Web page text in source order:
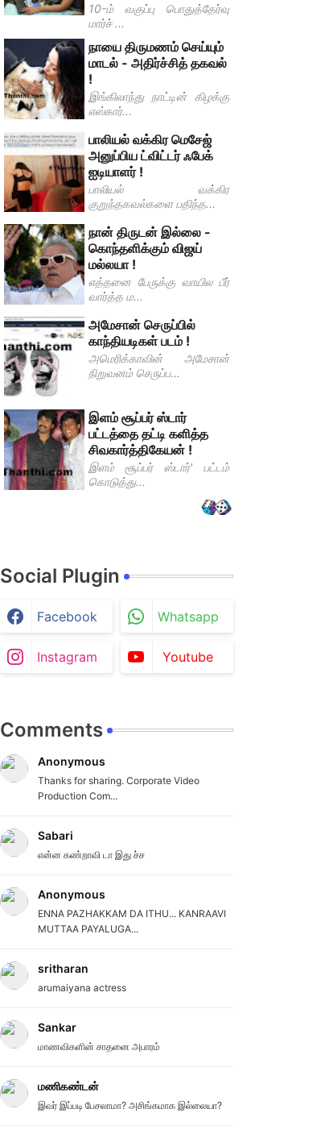
10-ம் வகுப்பு பொதுத்தேர்வு
மார்ச் ...
நாயை திருமணம் செய்யும்
மாடல் - அதிர்ச்சித் தகவல்
!
இங்கிலாந்து நாட்டின் கிழக்கு
எஸ்கார்...
பாலியல் வக்கிர மெசேஜ்
அனுப்பிய ட்விட்டர் ஃபேக்
ஐடியாளர் !
பாலியல் வக்கிர
குறுந்தகவல்களை பதிந்த...
நான் திருடன் இல்லை -
கொந்தளிக்கும் விஜய்
மல்லயா !
எத்தனை பேருக்கு வாயில பீர்
வார்த்த ம...
அமேசான் செருப்பில்
காந்தியடிகள் படம் !
அமெரிக்காவின் அமேசான்
நிறுவனம் செருப்ப...
இளம் சூப்பர் ஸ்டார்
பட்டத்தை தட்டி களித்த
சிவகார்த்திகேயன் !
இளம் சூப்பர் ஸ்டார்' பட்டம்
கொடுத்து...
Social Plugin
Facebook Whatsapp
Instagram Youtube
Comments
Anonymous
Thanks for sharing. Corporate Video
Production Com...
Sabari
என்ன கண்றாவி டா இது ச்ச
Anonymous
ENNA PAZHAKKAM DA ITHU... KANRAAVI
MUTTAA PAYALUGA...
sritharan
arumaiyana actress
Sankar
மாணவிகளின் சாதனை அபாரம்
மணிகண்டன்
இவர் இப்படி பேசலாமா? அசிங்கமாக இல்லையா?